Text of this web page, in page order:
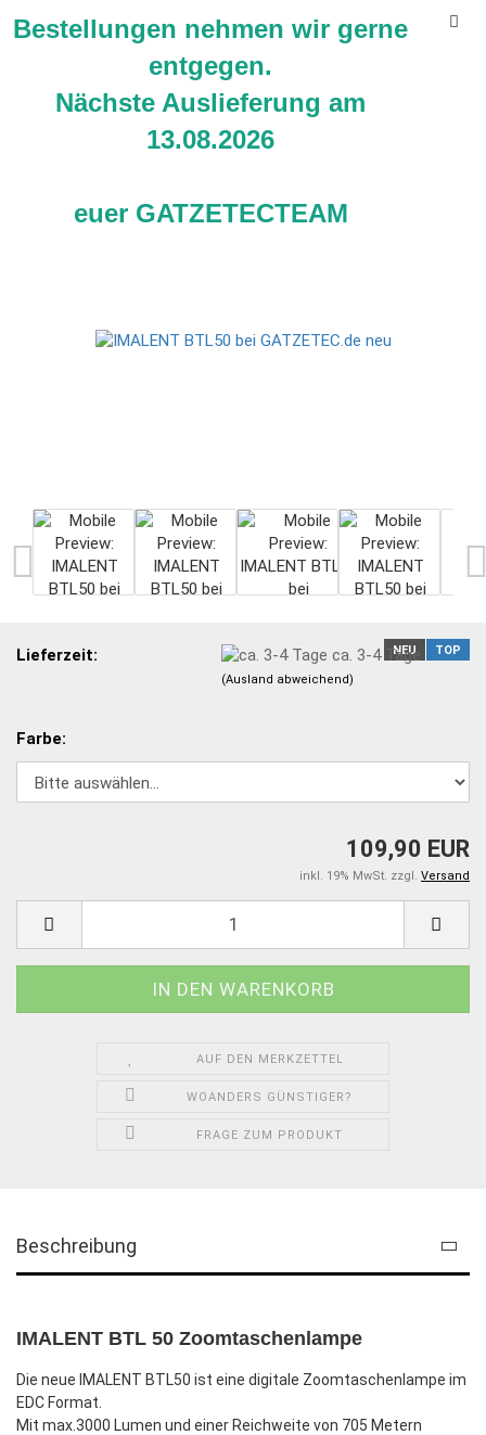
Bestellungen nehmen wir gerne
entgegen.
Nächste Auslieferung am
13.08.2026
euer GATZETECTEAM
IMALENT BTL50 digital Zoomtaschenlampe
NEU TOP
Lieferzeit: ca. 3-4 Tage
(Ausland abweichend)
Farbe:
109,90 EUR
inkl. 19% MwSt. zzgl. Versand
AUF DEN MERKZETTEL
WOANDERS GÜNSTIGER?
FRAGE ZUM PRODUKT
Beschreibung
IMALENT BTL 50 Zoomtaschenlampe
Die neue IMALENT BTL50 ist eine digitale Zoomtaschenlampe im
EDC Format.
Mit max.3000 Lumen und einer Reichweite von 705 Metern